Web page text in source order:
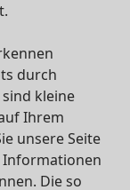
durch
kleine
Ihrem
unsere Seite
Informationen
Die so